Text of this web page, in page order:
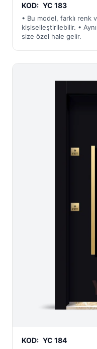
KOD: YC 183
• Bu model, farklı renk
kişiselleştirilebilir. •
size özel hale gelir.
KOD: YC 184